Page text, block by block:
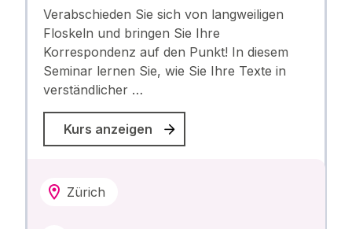
Verabschieden Sie sich von langweiligen
Floskeln und bringen Sie Ihre
Korrespondenz auf den Punkt! In diesem
Seminar lernen Sie, wie Sie Ihre Texte in
verständlicher …
Kurs anzeigen
Zürich